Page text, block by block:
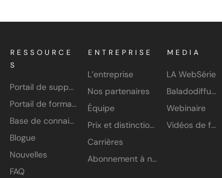
RESSOURCE
S
Portail de support
Portail de formation
Base de connaissances
Blogue
Nouvelles
FAQ
ENTREPRISE
L’entreprise
Nos partenaires
Équipe
Prix et distinctions
Carrières
Abonnement à nos infolettres
MEDIA
LA WebSérie
Baladodiffusion
Webinaire
Vidéos de formation